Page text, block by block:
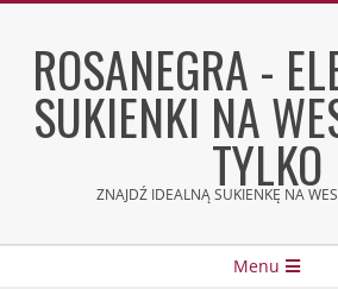
contentROSANEGRA -
SUKIENKI NA
TYLKO
ZNAJDŹ IDEALNĄ SUKIENKĘ NA
Menu